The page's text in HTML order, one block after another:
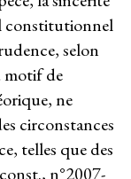
constitutionnel
selon
motif de
ne
circonstances
telles que des
n°2007-